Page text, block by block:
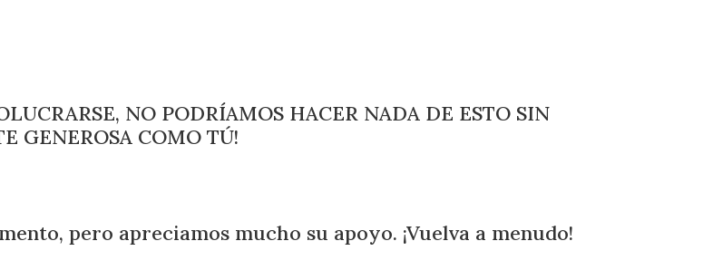
NO PODRÍAMOS HACER NADA DE ESTO SIN
GENEROSA COMO TÚ!
pero apreciamos mucho su apoyo. ¡Vuelva a menudo!